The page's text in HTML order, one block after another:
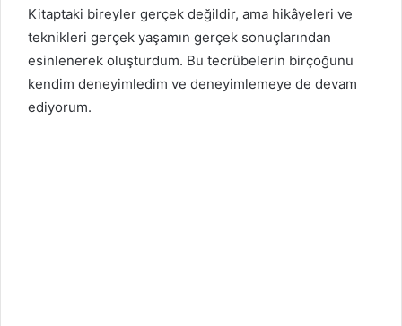
Kitaptaki bireyler gerçek değildir, ama hikâyeleri ve
teknikleri gerçek yaşamın gerçek sonuçlarından
esinlenerek oluşturdum. Bu tecrübelerin birçoğunu
kendim deneyimledim ve deneyimlemeye de devam
ediyorum.